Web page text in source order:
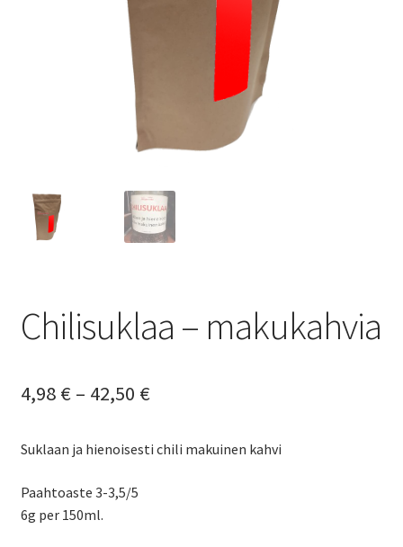
Chilisuklaa – makukahvia
4,98 € – 42,50 €Hintaluokka:
-
Suklaan ja hienoisesti chili makuinen kahvi
Paahtoaste 3-3,5/5
6g per 150ml.